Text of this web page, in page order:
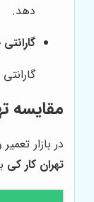
دهد.
مقایسه
در بازار
تهران کار کی